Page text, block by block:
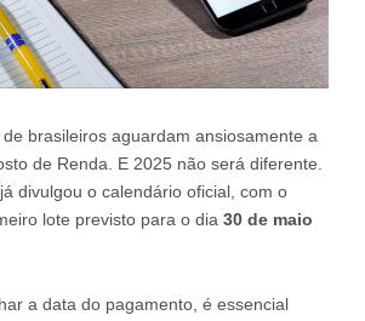
brasileiros aguardam ansiosamente a
de Renda. E 2025 não será diferente.
divulgou o calendário oficial, com o
lote previsto para o dia 30 de maio
a data do pagamento, é essencial